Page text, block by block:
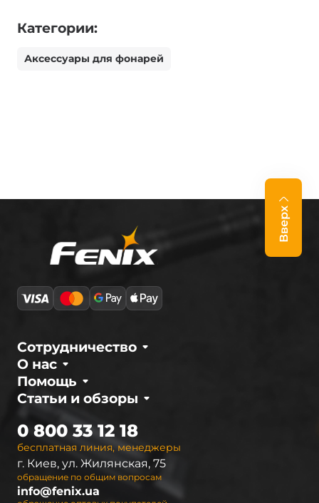
Категории:
Аксессуары для фонарей
Вверх
О нас
Сотрудничество
Статьи и обзоры
Помощь
бесплатная линия, менеджеры
0 800 33 12 18
г. Киев, ул. Жилянская, 75
обращение по общим вопросам
info@fenix.ua